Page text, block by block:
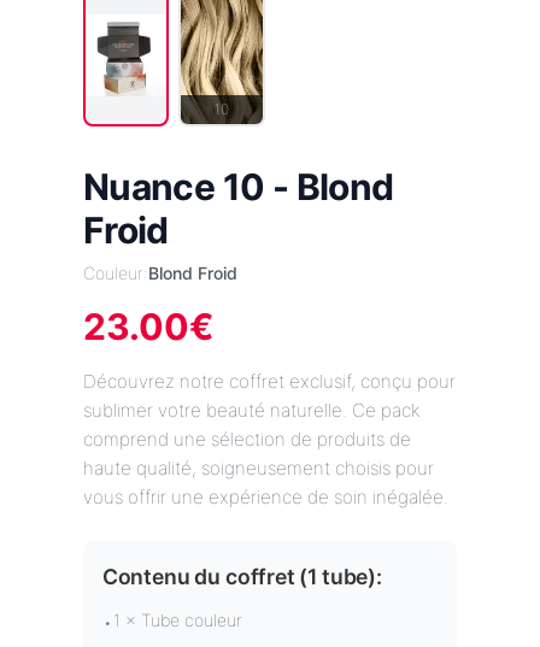
10
Nuance 10 - Blond
Froid
Couleur:Blond Froid
23.00€
Découvrez notre coffret exclusif, conçu pour
sublimer votre beauté naturelle. Ce pack
comprend une sélection de produits de
haute qualité, soigneusement choisis pour
vous offrir une expérience de soin inégalée.
Contenu du coffret (1 tube):
• 1 × Tube couleur